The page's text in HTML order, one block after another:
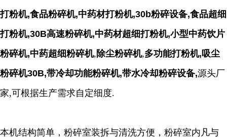
打粉机,食品粉碎机,中药材打粉机,30b粉碎设备,食品超细
打粉机,30B高速粉碎机,中药材超细打粉机,小型中药饮片
粉碎机,中药超细粉碎机,除尘粉碎机,多功能打粉机,吸尘
粉碎机30B,带冷却功能粉碎机,带水冷却粉碎设备,源头厂
家,可根据生产需求自定细度.
本机结构简单，粉碎室装拆与清洗方便，粉碎室内凡与